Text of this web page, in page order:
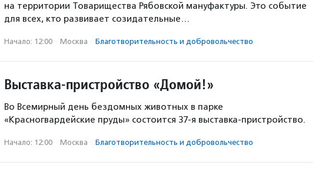
на территории Товарищества Рябовской мануфактуры. Это событие
для всех, кто развивает созидательные…
Начало: 12:00 · Москва · Благотвори­тель­ность и доброволь­чест­во
Выставка-пристройство «Домой!»
Во Всемирный день бездомных животных в парке
«Красногвардейские пруды» состоится 37-я выставка-пристройство.
Начало: 12:00 · Москва · Благотвори­тель­ность и доброволь­чест­во